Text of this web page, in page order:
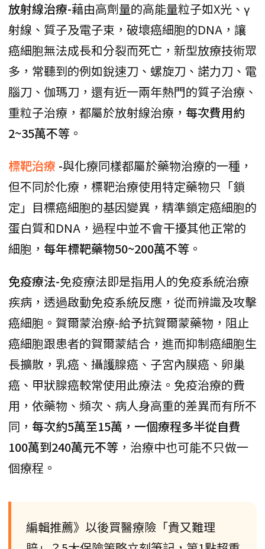
放射線治療-藉由高劑量的高能量粒子如X光、γ
射線、質子及電子束，破壞癌細胞的DNA，讓
癌細胞無法成長和分裂而死亡，新型放療技術眾
多，常聽到的例如銳速刀、螺旋刀、諾力刀、電
腦刀、伽瑪刀，還有近一兩年熱門的質子治療、
重粒子治療，都屬於放射線治療， 每次費用約
2~35萬不等 。
標靶治療 -與化療同樣都屬於藥物治療的一種，
但不同於化療，標靶治療使用特定藥物只「鎖
定」目標癌細胞的基因變異，精準鎖定癌細胞的
蛋白質和DNA，過程中並不會干擾其他正常的
細胞， 每年標靶藥物50~200萬不等 。
免疫療法-免疫療法即是指用人的免疫系統治療
疾病，透過啟動免疫系統反應，從而辨識及攻擊
癌細胞。賀爾蒙治療-給予抗賀爾蒙藥物，阻止
癌細胞跟患者的賀爾蒙結合，進而抑制癌細胞生
長擴散，乳癌、攝護腺癌、子宮內膜癌、卵巢
癌、甲狀腺癌較常使用此療法。免疫治療的費
用，依藥物、頻次、病人身高重的差異而有所不
同， 每次約5萬至15萬，一個療程多半從自費
100萬到240萬元不等 ，治療中也可能不只做一
個療程。
編輯推薦》以後買醫療險「貴又難理